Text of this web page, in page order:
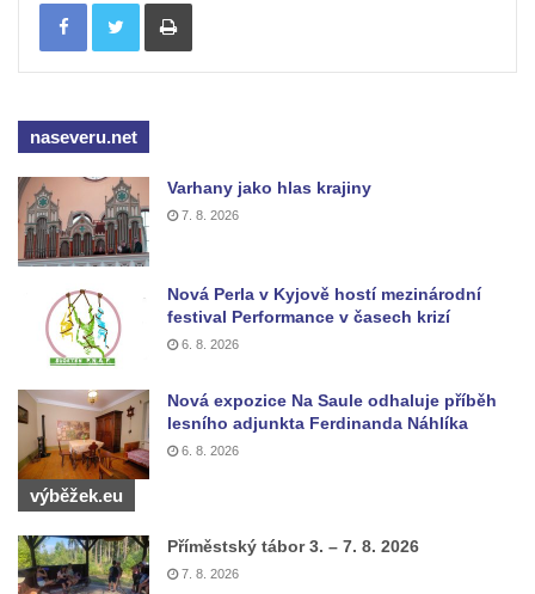
Zámek Břeclav (Lundenburg)
Zámek Starý Rybník (Altenteich)
Zámek (a hrad) Tachov
Nový zámek Chodová Planá
Zámek Údlice
Vánoční dům Karlovy Vary (zámek Doubí)
Zámek Litvínov (a muzeum)
Zámek Klášterec nad Ohří (a muzeum)
Zámek Libochovice
Kříž u kostela svatého Jana Nepomuckého
u zámku Javorná
Zámek Liběchov
Zámek Horní Police
Zámek Felixburg, obec Rašovice
Zámek Semily
naseveru.net
Varhany jako hlas krajiny
7. 8. 2026
Nová Perla v Kyjově hostí mezinárodní
festival Performance v časech krizí
6. 8. 2026
Nová expozice Na Saule odhaluje příběh
lesního adjunkta Ferdinanda Náhlíka
6. 8. 2026
výběžek.eu
Příměstský tábor 3. – 7. 8. 2026
7. 8. 2026